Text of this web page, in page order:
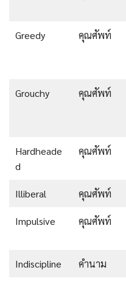
Greedy คุณศัพท์
Grouchy คุณศัพท์
Hardheade
d
คุณศัพท์
Illiberal คุณศัพท์
Impulsive คุณศัพท์
Indiscipline คำนาม